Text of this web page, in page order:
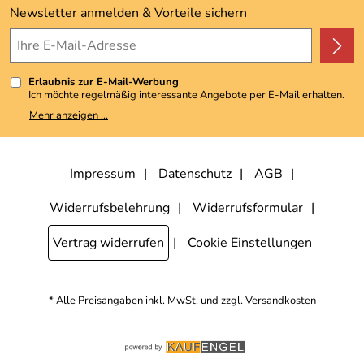
Kundenbewertungen (3.493)
4,9/5*****
Newsletter anmelden & Vorteile sichern
Erlaubnis zur E-Mail-Werbung
Ich möchte regelmäßig interessante Angebote per E-Mail erhalten.
Meine E-Mail-Adresse wird nicht an andere Unternehmen
weitergegeben. Zu statistischen Zwecken wird in anonymer Form
kann ich jederzeit mit Wirkung für die Zukunft widerrufen, indem ich
den Link "Abmelden" am Ende des Newsletters anklicke. Die
Mehr anzeigen ...
Impressum Datenschutz
AGB
Widerrufsbelehrung
Widerrufsformular
Vertrag widerrufen
Cookie Einstellungen
* Alle Preisangaben inkl. MwSt. und zzgl.Versandkosten